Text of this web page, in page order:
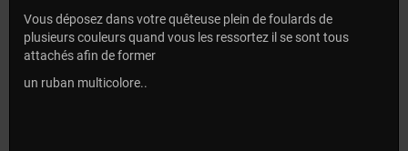
Vous déposez dans votre quêteuse plein de foulards de
plusieurs couleurs quand vous les ressortez il se sont tous
attachés afin de former
un ruban multicolore..